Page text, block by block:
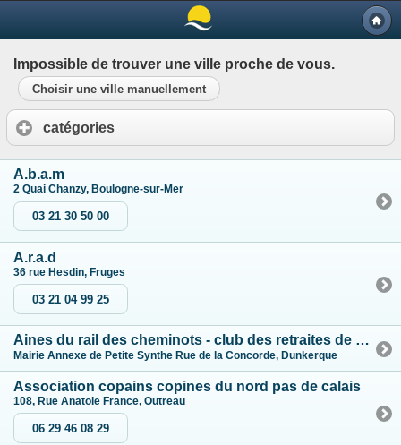
Impossible de trouver une ville proche de vous.
Choisir une ville manuellement
catégories
A.b.a.m
2 Quai Chanzy, Boulogne-sur-Mer
03 21 30 50 00
A.r.a.d
36 rue Hesdin, Fruges
03 21 04 99 25
Aines du rail des cheminots - club des retraites de dunkerque
Mairie Annexe de Petite Synthe Rue de la Concorde, Dunkerque
Association copains copines du nord pas de calais
108, Rue Anatole France, Outreau
06 29 46 08 29